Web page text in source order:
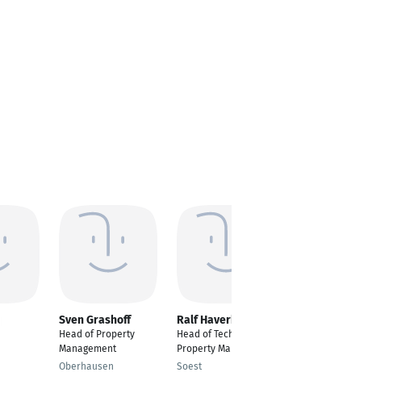
Sven Grashoff
Head of Property
Management
Oberhausen
Ralf Haverkamp
Head of Technical
Property Management
Soest